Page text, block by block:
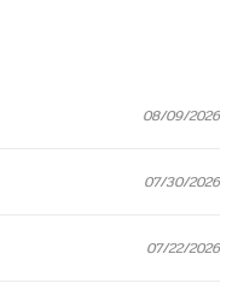
08/09/2026
07/30/2026
07/22/2026